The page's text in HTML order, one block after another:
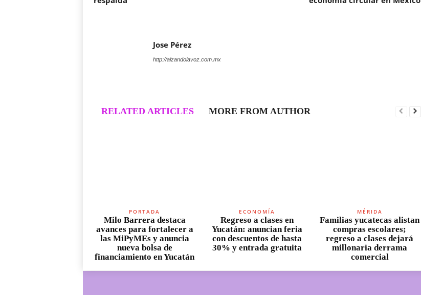
Jose Pérez
http://alzandolavoz.com.mx
RELATED ARTICLES MORE FROM AUTHOR
PORTADA
Milo Barrera destaca
avances para fortalecer a
las MiPyMEs y anuncia
nueva bolsa de
financiamiento en Yucatán
ECONOMÍA
Regreso a clases en
Yucatán: anuncian feria
con descuentos de hasta
30% y entrada gratuita
MÉRIDA
Familias yucatecas alistan
compras escolares;
regreso a clases dejará
millonaria derrama
comercial